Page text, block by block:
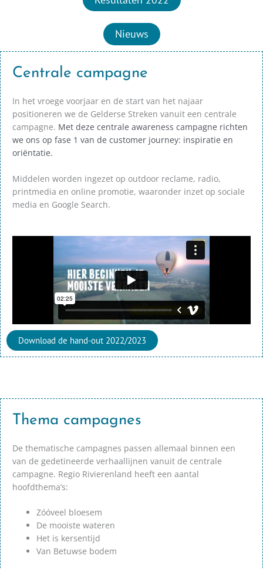
Nieuws
Centrale campagne
In het vroege voorjaar en de start van het najaar
positioneren we de Gelderse Streken vanuit een centrale
campagne. Met deze centrale awareness campagne richten
we ons op fase 1 van de customer journey: inspiratie en
oriëntatie.
Middelen worden ingezet op outdoor reclame, radio,
printmedia en online promotie, waaronder inzet op sociale
media en Google Search.
Download de hand-out 2022/2023
Thema campagnes
De thematische campagnes passen allemaal binnen een
van de gedetineerde verhaallijnen vanuit de centrale
campagne. Regio Rivierenland heeft een aantal
hoofdthema’s:
Zóóveel bloesem
De mooiste wateren
Het is kersentijd
Van Betuwse bodem